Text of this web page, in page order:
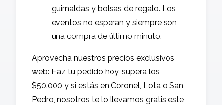
guirnaldas y bolsas de regalo. Los
eventos no esperan y siempre son
una compra de último minuto.
Aprovecha nuestros precios exclusivos
web: Haz tu pedido hoy, supera los
$50.000 y si estás en Coronel, Lota o San
Pedro, nosotros te lo llevamos gratis este